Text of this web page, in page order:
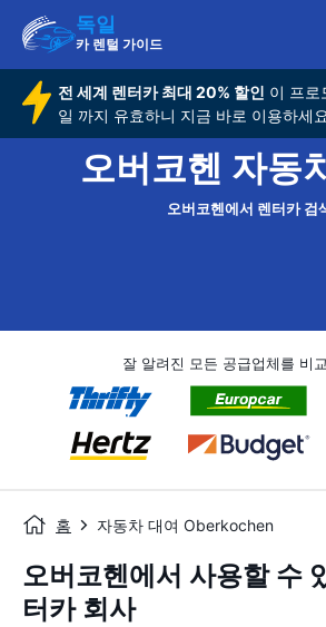
독일
카 렌털 가이드
전 세계 렌터카 최대 20% 할인 이 프로
일 까지 유효하니 지금 바로 이용하세
오버코헨 자동
오버코헨에서 렌터카 검
잘 알려진 모든 공급업체를 비
홈 자동차 대여 Oberkochen
오버코헨에서 사용할 수
터카 회사